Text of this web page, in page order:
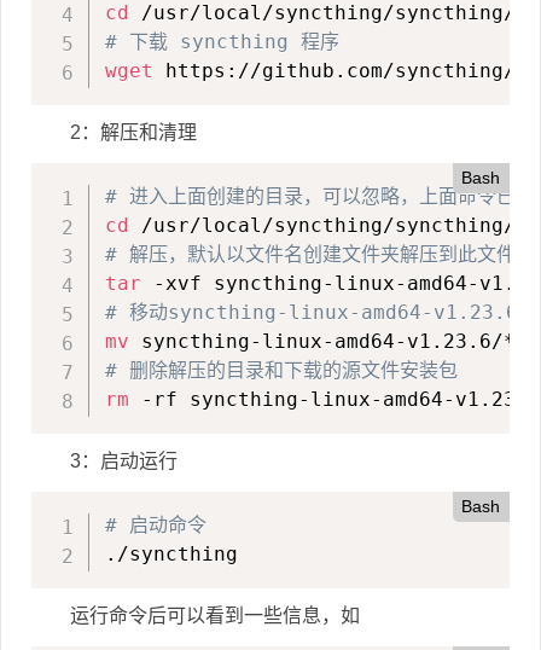
cd
# 下载 syncthing 程序
wget https://github.com/syncthing/
2：解压和清理
Bash
# 进入上面创建的目录，可以忽略，上面命令已经
cd
# 解压，默认以文件名创建文件夹解压到此文件夹
tar
# 移动syncthing-linux-amd64-v1.23.6文
mv
# 删除解压的目录和下载的源文件安装包
rm -rf syncthing-linux-amd64-
3：启动运行
Bash
# 启动命令
./syncthing
运行命令后可以看到一些信息，如